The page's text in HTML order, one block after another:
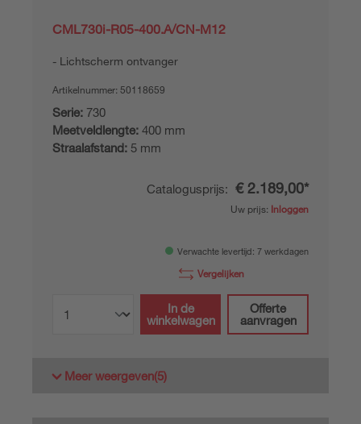
CML730i-R05-400.A/CN-M12
Lichtscherm ontvanger
Artikelnummer: 50118659
Serie: 730
Meetveldlengte: 400 mm
Straalafstand: 5 mm
Catalogusprijs: € 2.189,00*
Uw prijs: Inloggen
Verwachte levertijd: 7 werkdagen
Vergelijken
In de
winkelwagen
Offerte
aanvragen
Meer weergeven(5)